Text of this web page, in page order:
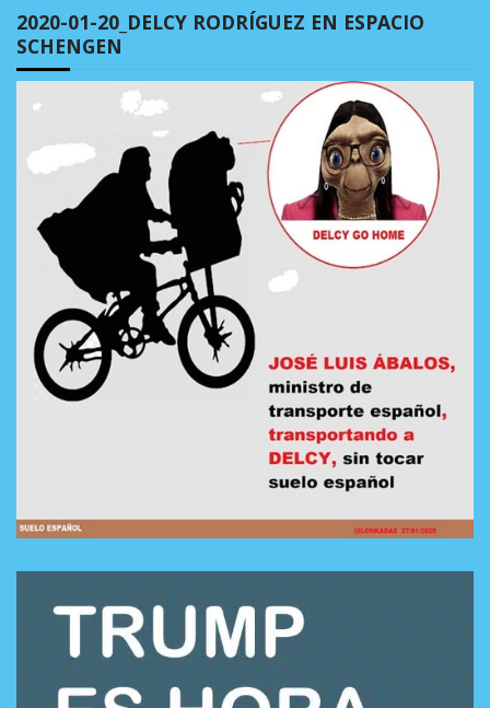
2020-01-20_DELCY RODRÍGUEZ EN ESPACIO
SCHENGEN